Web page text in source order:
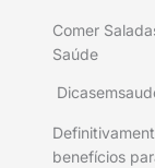
Comer
Saúde
benefícios